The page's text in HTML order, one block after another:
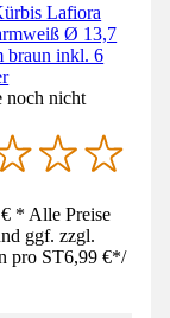
Lafiora
Ø 13,7
braun inkl. 6
noch nicht
* Alle Preise
ggf. zzgl.
pro ST6,99 €*/